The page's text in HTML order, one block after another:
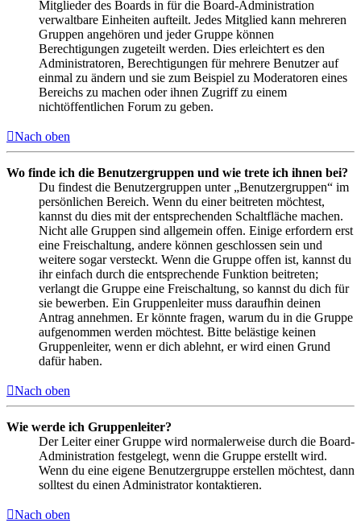
Mitglieder des Boards in für die Board-Administration
verwaltbare Einheiten aufteilt. Jedes Mitglied kann mehreren
Gruppen angehören und jeder Gruppe können
Berechtigungen zugeteilt werden. Dies erleichtert es den
Administratoren, Berechtigungen für mehrere Benutzer auf
einmal zu ändern und sie zum Beispiel zu Moderatoren eines
Bereichs zu machen oder ihnen Zugriff zu einem
nichtöffentlichen Forum zu geben.
Nach oben
Wo finde ich die Benutzergruppen und wie trete ich ihnen bei?
Du findest die Benutzergruppen unter „Benutzergruppen“ im
persönlichen Bereich. Wenn du einer beitreten möchtest,
kannst du dies mit der entsprechenden Schaltfläche machen.
Nicht alle Gruppen sind allgemein offen. Einige erfordern erst
eine Freischaltung, andere können geschlossen sein und
weitere sogar versteckt. Wenn die Gruppe offen ist, kannst du
ihr einfach durch die entsprechende Funktion beitreten;
verlangt die Gruppe eine Freischaltung, so kannst du dich für
sie bewerben. Ein Gruppenleiter muss daraufhin deinen
Antrag annehmen. Er könnte fragen, warum du in die Gruppe
aufgenommen werden möchtest. Bitte belästige keinen
Gruppenleiter, wenn er dich ablehnt, er wird einen Grund
dafür haben.
Nach oben
Wie werde ich Gruppenleiter?
Der Leiter einer Gruppe wird normalerweise durch die Board-
Administration festgelegt, wenn die Gruppe erstellt wird.
Wenn du eine eigene Benutzergruppe erstellen möchtest, dann
solltest du einen Administrator kontaktieren.
Nach oben